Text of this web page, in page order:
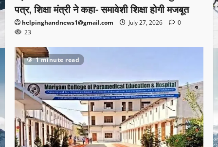
पत्र, शिक्षा मंत्री ने कहा- समावेशी शिक्षा होगी मजबूत
helpinghandnews1@gmail.com July 27, 2026
0
23
1 minute read